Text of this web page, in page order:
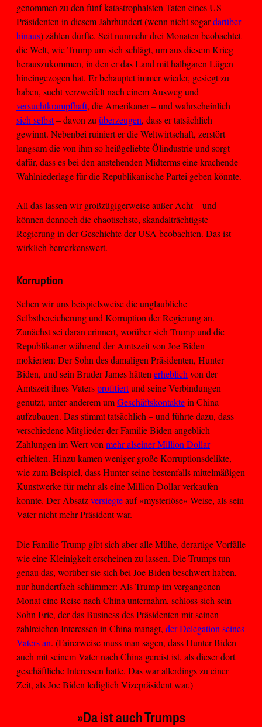
genommen zu den fünf katastrophalsten Taten eines US-
Präsidenten in diesem Jahrhundert (wenn nicht sogardarüber
hinaus) zählen dürfte. Seit nunmehr drei Monaten beobachtet
die Welt, wie Trump um sich schlägt, um aus diesem Krieg
herauszukommen, in den er das Land mit halbgaren Lügen
hineingezogen hat. Er behauptet immer wieder, gesiegt zu
haben, sucht verzweifelt nach einem Ausweg und
versuchtkrampfhaft, die Amerikaner – und wahrscheinlich
sich selbst– davon zu überzeugen, dass er tatsächlich
gewinnt. Nebenbei ruiniert er die Weltwirtschaft, zerstört
langsam die von ihm so heißgeliebte Ölindustrie und sorgt
dafür, dass es bei den anstehenden Midterms eine krachende
Wahlniederlage für die Republikanische Partei geben könnte.
All das lassen wir großzügigerweise außer Acht – und
können dennoch die chaotischste, skandalträchtigste
Regierung in der Geschichte der USA beobachten. Das ist
wirklich bemerkenswert.
Korruption
Sehen wir uns beispielsweise die unglaubliche
Selbstbereicherung und Korruption der Regierung an.
Zunächst sei daran erinnert, worüber sich Trump und die
Republikaner während der Amtszeit von Joe Biden
mokierten: Der Sohn des damaligen Präsidenten, Hunter
Biden, und sein Bruder James hättenerheblichvon der
Amtszeit ihres Vatersprofitiertund seine Verbindungen
genutzt, unter anderem umGeschäftskontaktein China
aufzubauen. Das stimmt tatsächlich – und führte dazu, dass
verschiedene Mitglieder der Familie Biden angeblich
Zahlungen im Wert vonmehr alseiner Million Dollar
erhielten. Hinzu kamen weniger große Korruptionsdelikte,
wie zum Beispiel, dass Hunter seine bestenfalls mittelmäßigen
Kunstwerke für mehr als eine Million Dollar verkaufen
konnte. Der Absatzversiegteauf »mysteriöse« Weise, als sein
Vater nicht mehr Präsident war.
Die Familie Trump gibt sich aber alle Mühe, derartige Vorfälle
wie eine Kleinigkeit erscheinen zu lassen. Die Trumps tun
genau das, worüber sie sich bei Joe Biden beschwert haben,
nur hundertfach schlimmer: Als Trump im vergangenen
Monat eine Reise nach China unternahm, schloss sich sein
Sohn Eric, der das Business des Präsidenten mit seinen
zahlreichen Interessen in China managt, der Delegation seines
Vaters an. (Fairerweise muss man sagen, dass Hunter Biden
auch mit seinem Vater nach China gereist ist, als dieser dort
geschäftliche Interessen hatte. Das war allerdings zu einer
Zeit, als Joe Biden lediglich Vizepräsident war.)
»Da ist auch Trumps